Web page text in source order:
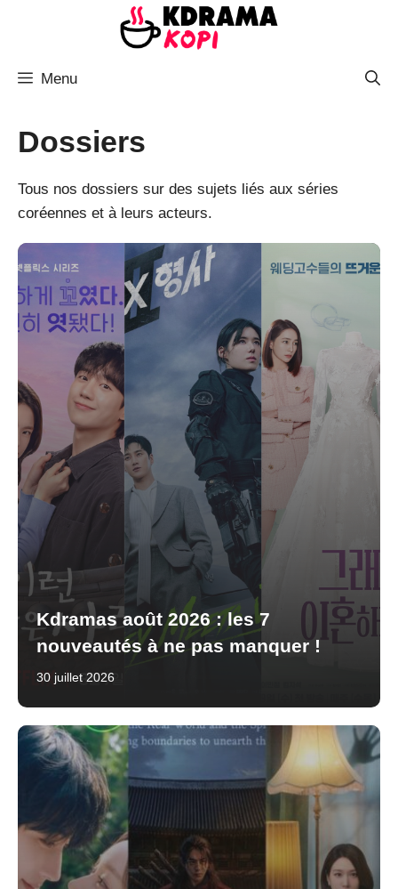
Menu
Dossiers
Tous nos dossiers sur des sujets liés aux séries
coréennes et à leurs acteurs.
Kdramas août 2026 : les 7
nouveautés à ne pas manquer !
30 juillet 2026